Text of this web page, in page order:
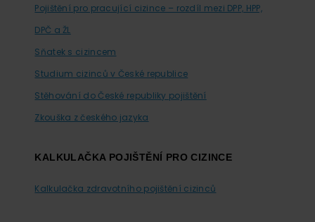
Pojištění pro pracující cizince – rozdíl mezi DPP, HPP,
DPČ a ŽL
Sňatek s cizincem
Studium cizinců v České republice
Stěhování do České republiky pojištění
Zkouška z českého jazyka
KALKULAČKA POJIŠTĚNÍ PRO CIZINCE
Kalkulačka zdravotního pojištění cizinců